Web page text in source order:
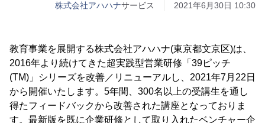
株式会社アハハナサービス 2021年6月30日 10:30
教育事業を展開する株式会社アハハナ(東京都文京区)は、
2016年より続けてきた超実践型営業研修「39ピッチ
(TM)」シリーズを改善／リニューアルし、2021年7月22日
から開催いたします。5年間、300名以上の受講生を通し
得たフィードバックから改善された講座となっておりま
す。最新版を既に企業研修として取り入れたベンチャー企